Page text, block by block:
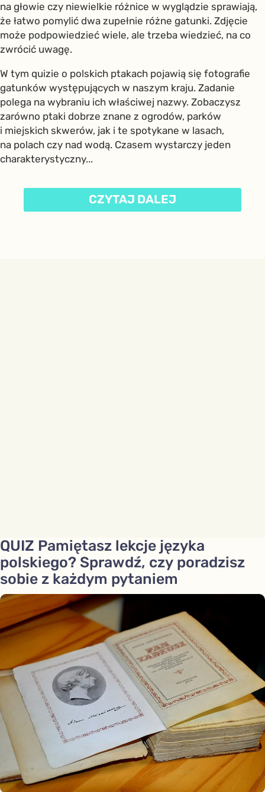
na głowie czy niewielkie różnice w wyglądzie sprawiają,
że łatwo pomylić dwa zupełnie różne gatunki. Zdjęcie
może podpowiedzieć wiele, ale trzeba wiedzieć, na co
zwrócić uwagę.
W tym quizie o polskich ptakach pojawią się fotografie
gatunków występujących w naszym kraju. Zadanie
polega na wybraniu ich właściwej nazwy. Zobaczysz
zarówno ptaki dobrze znane z ogrodów, parków
i miejskich skwerów, jak i te spotykane w lasach,
na polach czy nad wodą. Czasem wystarczy jeden
charakterystyczny...
CZYTAJ DALEJ
QUIZ Pamiętasz lekcje języka
polskiego? Sprawdź, czy poradzisz
sobie z każdym pytaniem